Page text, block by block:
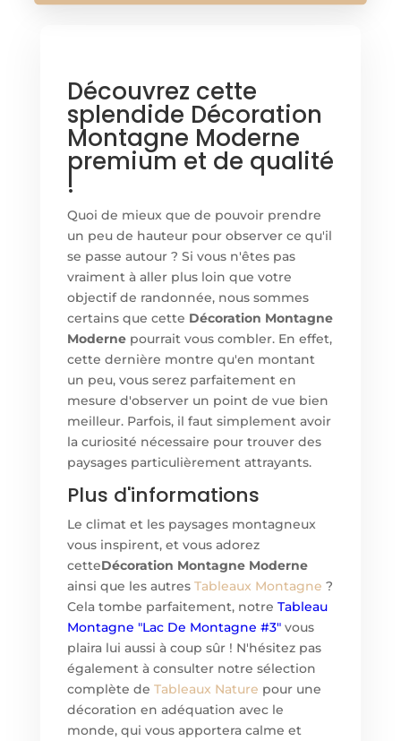
Découvrez cette
splendide Décoration
Montagne Moderne
premium et de qualité
!
Quoi de mieux que de pouvoir prendre
un peu de hauteur pour observer ce qu'il
se passe autour ? Si vous n'êtes pas
vraiment à aller plus loin que votre
objectif de randonnée, nous sommes
certains que cette Décoration Montagne
Modernepourrait vous combler. En effet,
cette dernière montre qu'en montant
un peu, vous serez parfaitement en
mesure d'observer un point de vue bien
meilleur. Parfois, il faut simplement avoir
la curiosité nécessaire pour trouver des
paysages particulièrement attrayants.
Plus d'informations
Le climat et les paysages montagneux
vous inspirent, et vous adorez
cetteDécoration Montagne Moderne
ainsi que les autres Tableaux Montagne ?
Cela tombe parfaitement, notre Tableau
Montagne "Lac De Montagne #3"vous
plaira lui aussi à coup sûr ! N'hésitez pas
également à consulter notre sélection
complète de Tableaux Nature pour une
décoration en adéquation avec le
monde, qui vous apportera calme et